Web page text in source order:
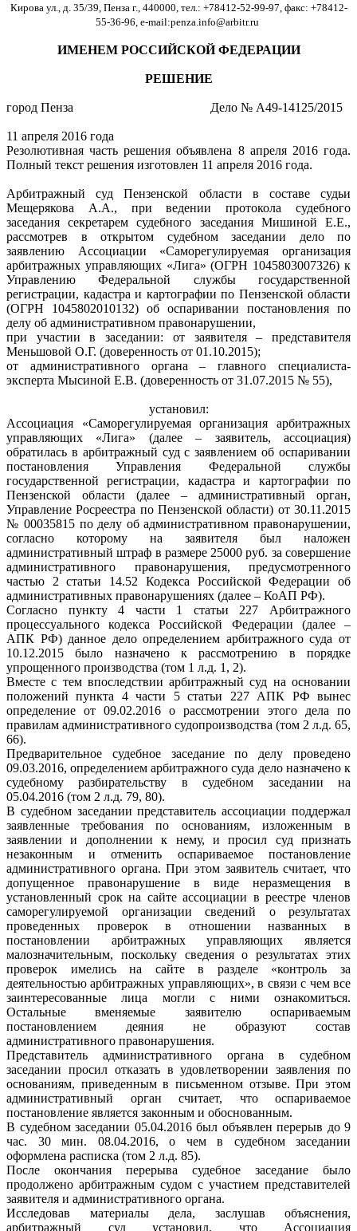
Кирова ул., д. 35/39, Пенза г., 440000, тел.: +78412-52-99-97, факс: +78412-
55-36-96, e-mail:penza.info@arbitr.ru
ИМЕНЕМ РОССИЙСКОЙ ФЕДЕРАЦИИ
РЕШЕНИЕ
город Пенза Дело № А49-14125/2015
11 апреля 2016 года
Резолютивная часть решения объявлена 8 апреля 2016 года.
Полный текст решения изготовлен 11 апреля 2016 года.
Арбитражный суд Пензенской области в составе судьи
Мещерякова А.А., при ведении протокола судебного
заседания секретарем судебного заседания Мишиной Е.Е.,
рассмотрев в открытом судебном заседании дело по
заявлению Ассоциации «Саморегулируемая организация
арбитражных управляющих «Лига» (ОГРН 1045803007326) к
Управлению Федеральной службы государственной
регистрации, кадастра и картографии по Пензенской области
(ОГРН 1045802010132) об оспаривании постановления по
делу об административном правонарушении,
при участии в заседании: от заявителя – представителя
Меньшовой О.Г. (доверенность от 01.10.2015);
от административного органа – главного специалиста-
эксперта Мысиной Е.В. (доверенность от 31.07.2015 № 55),
установил:
Ассоциация «Саморегулируемая организация арбитражных
управляющих «Лига» (далее – заявитель, ассоциация)
обратилась в арбитражный суд с заявлением об оспаривании
постановления Управления Федеральной службы
государственной регистрации, кадастра и картографии по
Пензенской области (далее – административный орган,
Управление Росреестра по Пензенской области) от 30.11.2015
№ 00035815 по делу об административном правонарушении,
согласно которому на заявителя был наложен
административный штраф в размере 25000 руб. за совершение
административного правонарушения, предусмотренного
частью 2 статьи 14.52 Кодекса Российской Федерации об
административных правонарушениях (далее – КоАП РФ).
Согласно пункту 4 части 1 статьи 227 Арбитражного
процессуального кодекса Российской Федерации (далее –
АПК РФ) данное дело определением арбитражного суда от
10.12.2015 было назначено к рассмотрению в порядке
упрощенного производства (том 1 л.д. 1, 2).
Вместе с тем впоследствии арбитражный суд на основании
положений пункта 4 части 5 статьи 227 АПК РФ вынес
определение от 09.02.2016 о рассмотрении этого дела по
правилам административного судопроизводства (том 2 л.д. 65,
66).
Предварительное судебное заседание по делу проведено
09.03.2016, определением арбитражного суда дело назначено к
судебному разбирательству в судебном заседании на
05.04.2016 (том 2 л.д. 79, 80).
В судебном заседании представитель ассоциации поддержал
заявленные требования по основаниям, изложенным в
заявлении и дополнении к нему, и просил суд признать
незаконным и отменить оспариваемое постановление
административного органа. При этом заявитель считает, что
допущенное правонарушение в виде неразмещения в
установленный срок на сайте ассоциации в реестре членов
саморегулируемой организации сведений о результатах
проведенных проверок в отношении названных в
постановлении арбитражных управляющих является
малозначительным, поскольку сведения о результатах этих
проверок имелись на сайте в разделе «контроль за
деятельностью арбитражных управляющих», в связи с чем все
заинтересованные лица могли с ними ознакомиться.
Остальные вменяемые заявителю оспариваемым
постановлением деяния не образуют состав
административного правонарушения.
Представитель административного органа в судебном
заседании просил отказать в удовлетворении заявления по
основаниям, приведенным в письменном отзыве. При этом
административный орган считает, что оспариваемое
постановление является законным и обоснованным.
В судебном заседании 05.04.2016 был объявлен перерыв до 9
час. 30 мин. 08.04.2016, о чем в судебном заседании
оформлена расписка (том 2 л.д. 85).
После окончания перерыва судебное заседание было
продолжено арбитражным судом с участием представителей
заявителя и административного органа.
Исследовав материалы дела, заслушав объяснения,
арбитражный суд установил, что Ассоциация